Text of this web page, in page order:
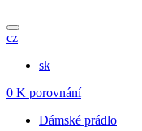
cz
sk
0 K porovnání
Dámské prádlo